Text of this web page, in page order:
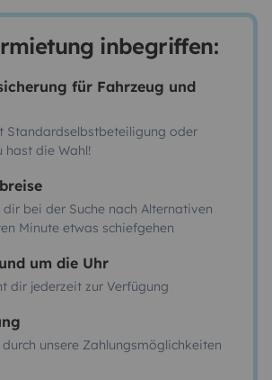
inbegriffen:
für Fahrzeug und
Standardselbstbeteiligung oder
hast die Wahl!
dir bei der Suche nach Alternativen
Minute etwas schiefgehen
um die Uhr
dir jederzeit zur Verfügung
unsere Zahlungsmöglichkeiten